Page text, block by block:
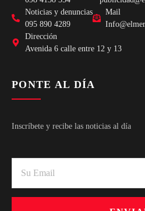
Noticias y denuncias
095 890 4289
Mail
Dirección
Avenida 6 calle entre 12 y 13
PONTE AL DÍA
Inscríbete y recibe las noticias al día